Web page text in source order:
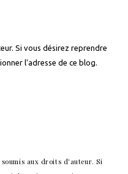
Si vous désirez reprendre
l'adresse de ce blog.
soumis aux droits d'auteur. Si